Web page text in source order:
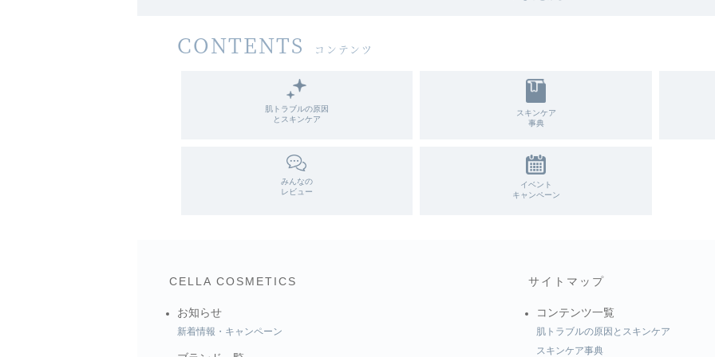
CONTENTS コンテンツ
肌トラブルの原因
とスキンケア
スキンケア
事典
みんなの
レビュー
イベント
キャンペーン
CELLA COSMETICS
お知らせ
新着情報・キャンペーン
サイトマップ
コンテンツ一覧
肌トラブルの原因とスキンケア
スキンケア事典